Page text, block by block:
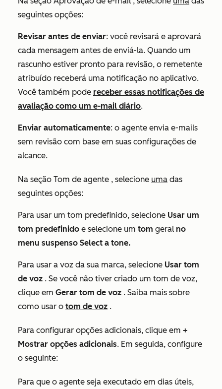
seguintes opções:
Revisar antes de enviar: você revisará e aprovará
cada mensagem antes de enviá-la. Quando um
rascunho estiver pronto para revisão, o remetente
atribuído receberá uma notificação no aplicativo.
Você também pode receber essas notificações de
avaliação como um e-mail diário.
Enviar automaticamente: o agente envia e-mails
sem revisão com base em suas configurações de
alcance.
Na seção Tom de agente , selecione uma das
seguintes opções:
Para usar um tom predefinido, selecione Usar um
tom predefinido e selecione um tom geral no
menu suspenso Select a tone.
Para usar a voz da sua marca, selecione Usar tom
de voz . Se você não tiver criado um tom de voz,
clique em Gerar tom de voz . Saiba mais sobre
como usar o tom de voz .
Para configurar opções adicionais, clique em +
Mostrar opções adicionais. Em seguida, configure
o seguinte:
Para que o agente seja executado em dias úteis,